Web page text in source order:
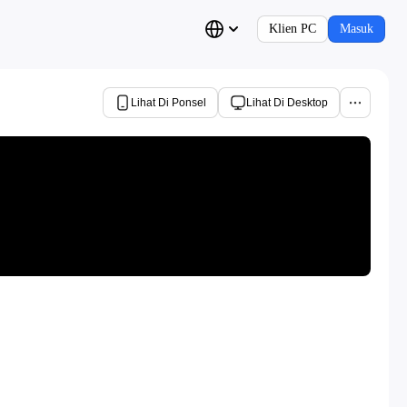
Klien PC Masuk
Lihat Di Ponsel Lihat Di Desktop